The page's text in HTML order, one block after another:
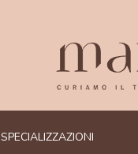
SPECIALIZZAZIONI